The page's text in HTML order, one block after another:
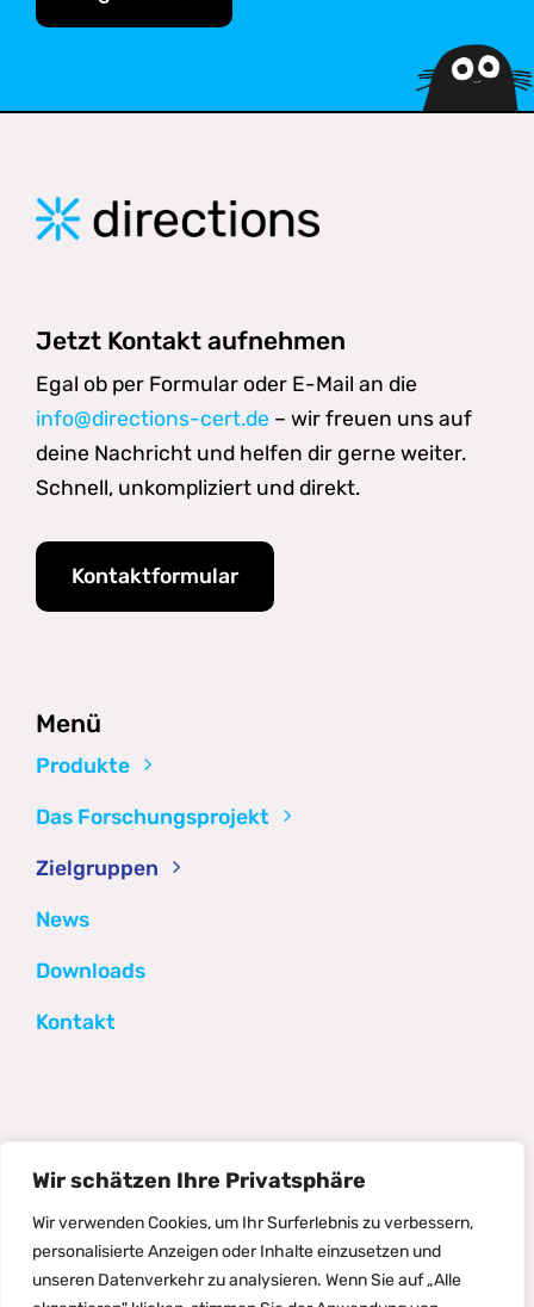
Wir schätzen Ihre Privatsphäre
Wir verwenden Cookies, um Ihr Surferlebnis zu verbessern,
personalisierte Anzeigen oder Inhalte einzusetzen und
unseren Datenverkehr zu analysieren. Wenn Sie auf „Alle
Jetzt Kontakt aufnehmen
Egal ob per Formular oder E-Mail an die
info@directions-cert.de – wir freuen uns auf
deine Nachricht und helfen dir gerne weiter.
Schnell, unkompliziert und direkt.
Kontaktformular
Menü
Produkte
Das Forschungsprojekt
Zielgruppen
News
Downloads
Kontakt
©2026 Directions
Impressum
Datenschutzerklärung